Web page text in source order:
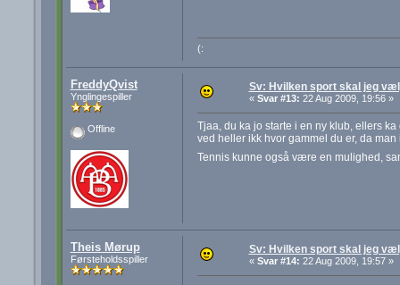
(:
FreddyQvist
Ynglingespiller
Offline
Sv: Hvilken sport skal jeg
« Svar #13: 22 Aug 2009, 19:56 »
Tjaa, du ka jo starte i en ny klub, ellers
ved heller ikk hvor gammel du er, da
Tennis kunne også være en mulighed,
Theis Mørup
Førsteholdsspiller
Sv: Hvilken sport skal jeg
« Svar #14: 22 Aug 2009, 19:57 »